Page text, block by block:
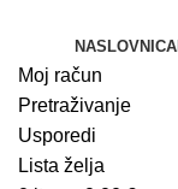
NASLOVNICA
Moj račun
Pretraživanje
Usporedi
Lista želja